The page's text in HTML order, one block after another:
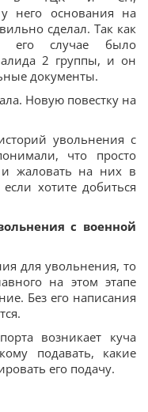
у него основания на
сделал. Так как
его случае было
2 группы, и он
документы.
Новую повестку на
увольнения с
что просто
жаловать на них в
хотите добиться
с военной
для увольнения, то
на этом этапе
Без его написания
возникает куча
подавать, какие
его подачу.